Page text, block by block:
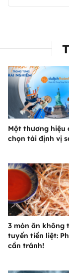
Một thương hiệu
chọn tái định vị
3 món ăn không
tuyến tiền liệt:
cần tránh!